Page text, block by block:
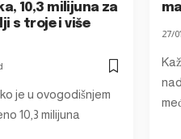
10,3 milijuna za
s troje i više
je u ovogodišnjem
10,3 milijuna
27/